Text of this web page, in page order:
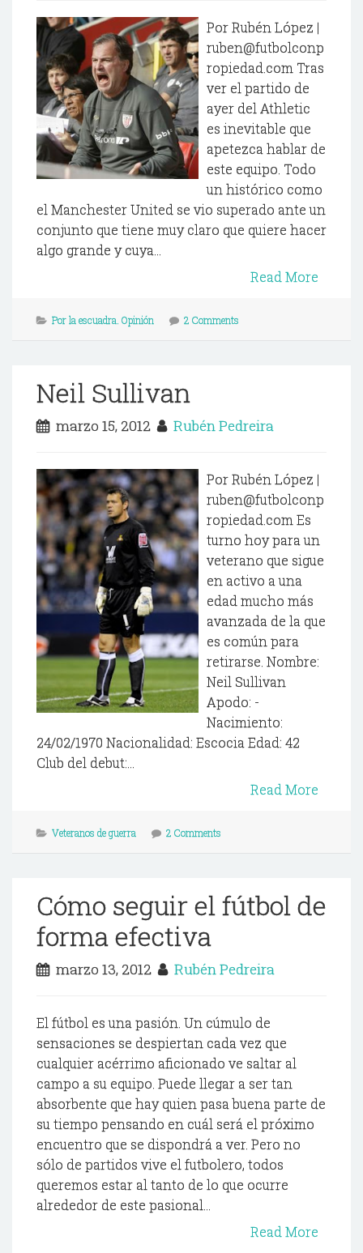
Por Rubén López |
ruben@futbolconp
ropiedad.com Tras
ver el partido de
ayer del Athletic
es inevitable que
apetezca hablar de
este equipo. Todo
un histórico como
el Manchester United se vio superado ante un
conjunto que tiene muy claro que quiere hacer
algo grande y cuya...
Read More
Por la escuadra. Opinión 2 Comments
Neil Sullivan
marzo 15, 2012 Rubén Pedreira
Por Rubén López |
ruben@futbolconp
ropiedad.com Es
turno hoy para un
veterano que sigue
en activo a una
edad mucho más
avanzada de la que
es común para
retirarse. Nombre:
Neil Sullivan
Apodo: -
Nacimiento:
24/02/1970 Nacionalidad: Escocia Edad: 42
Club del debut:...
Read More
Veteranos de guerra 2 Comments
Cómo seguir el fútbol de
forma efectiva
marzo 13, 2012 Rubén Pedreira
El fútbol es una pasión. Un cúmulo de
sensaciones se despiertan cada vez que
cualquier acérrimo aficionado ve saltar al
campo a su equipo. Puede llegar a ser tan
absorbente que hay quien pasa buena parte de
su tiempo pensando en cuál será el próximo
encuentro que se dispondrá a ver. Pero no
sólo de partidos vive el futbolero, todos
queremos estar al tanto de lo que ocurre
alrededor de este pasional...
Read More